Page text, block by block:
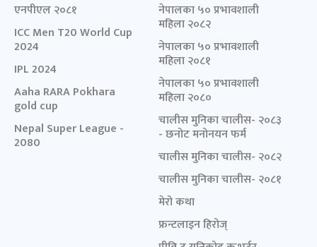
एनपीएल २०८१
ICC Men T20 World Cup
2024
IPL 2024
Aaha RARA Pokhara
gold cup
Nepal Super League -
2080
नेपालका ५० प्रभावशाली
महिला २०८२
नेपालका ५० प्रभावशाली
महिला २०८१
नेपालका ५० प्रभावशाली
महिला २०८०
चालीस मुनिका चालीस- २०८३
- छनोट मनोनयन फर्म
चालीस मुनिका चालीस- २०८२
चालीस मुनिका चालीस- २०८१
मेरो कथा
फ्रन्टलाइन हिरोज्